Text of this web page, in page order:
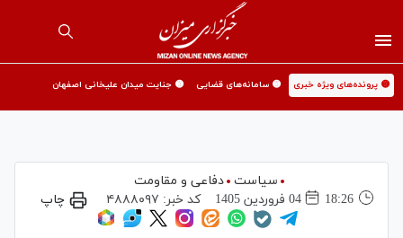
🟡 پرونده‌های ویژه خبری 🟡 سامانه‌های قضایی 🟡 جنایت میدان علیخانی اصفهان
سیاست
دفاعی و مقاومت
18:26
04 فروردين 1405 کد خبر: ۴۸۸۸۰۹۷ چاپ